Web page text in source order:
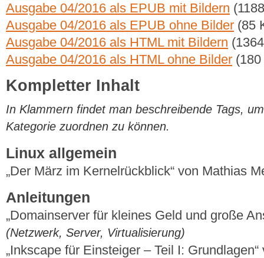
Ausgabe 04/2016 als EPUB mit Bildern
Ausgabe 04/2016 als EPUB ohne Bilder (85
Ausgabe 04/2016 als HTML mit Bildern
Ausgabe 04/2016 als HTML ohne Bilder
Kompletter Inhalt
In Klammern findet man beschreibende Tags,
Kategorie zuordnen zu können.
Linux allgemein
„Der März im Kernelrückblick“ von Mathias
Anleitungen
„Domainserver für kleines Geld und große
(Netzwerk, Server, Virtualisierung)
„Inkscape für Einsteiger – Teil I: